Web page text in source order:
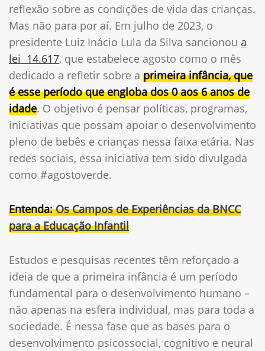
reflexão sobre as condições de vida das crianças.
Mas não para por aí. Em julho de 2023, o
presidente Luiz Inácio Lula da Silva sancionou a
lei 14.617, que estabelece agosto como o mês
dedicado a refletir sobre a primeira infância, que
é esse período que engloba dos 0 aos 6 anos de
idade. O objetivo é pensar políticas, programas,
iniciativas que possam apoiar o desenvolvimento
pleno de bebês e crianças nessa faixa etária. Nas
redes sociais, essa iniciativa tem sido divulgada
como #agostoverde.
Entenda:Os Campos de Experiências da BNCC
para a Educação Infantil
Estudos e pesquisas recentes têm reforçado a
ideia de que a primeira infância é um período
fundamental para o desenvolvimento humano –
não apenas na esfera individual, mas para toda a
sociedade. É nessa fase que as bases para o
desenvolvimento psicossocial, cognitivo e neural